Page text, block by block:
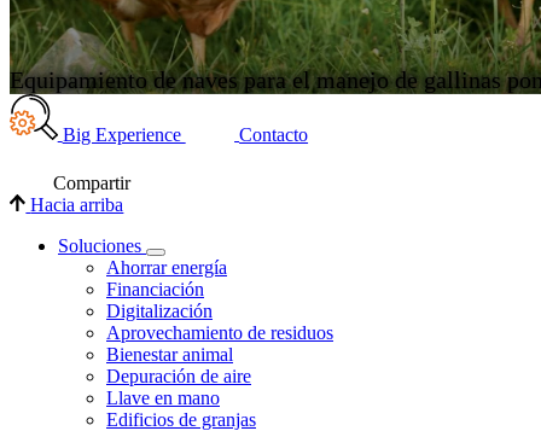
Equipamiento de naves para el manejo de gallinas
Big Experience Contacto
Compartir
Hacia arriba
Soluciones
Ahorrar energía
Financiación
Digitalización
Aprovechamiento de residuos
Bienestar animal
Depuración de aire
Llave en mano
Edificios de granjas